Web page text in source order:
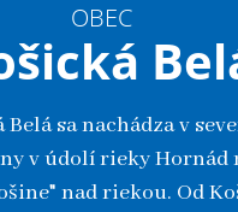
OBEC
Belá sa nachádza v
v údolí rieky Hornád
nad riekou. Od